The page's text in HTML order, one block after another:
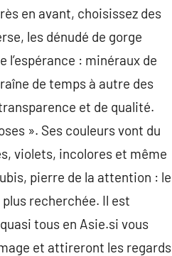
en avant, choisissez des
les dénudé de gorge
: minéraux de
de temps à autre des
et de qualité.
». Ses couleurs vont du
violets, incolores et même
pierre de la attention : le
recherchée. Il est
tous en Asie.si vous
et attireront les regards